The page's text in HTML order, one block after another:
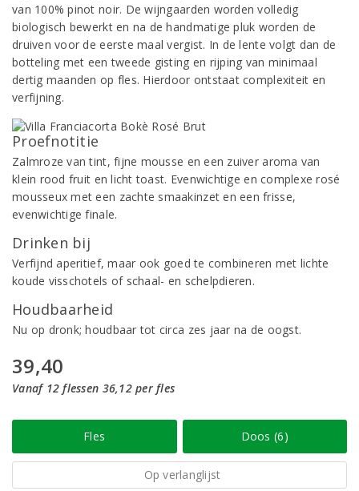
van 100% pinot noir. De wijngaarden worden volledig
biologisch bewerkt en na de handmatige pluk worden de
druiven voor de eerste maal vergist. In de lente volgt dan de
botteling met een tweede gisting en rijping van minimaal
dertig maanden op fles. Hierdoor ontstaat complexiteit en
verfijning.
Proefnotitie
Zalmroze van tint, fijne mousse en een zuiver aroma van
klein rood fruit en licht toast. Evenwichtige en complexe rosé
mousseux met een zachte smaakinzet en een frisse,
evenwichtige finale.
Drinken bij
Verfijnd aperitief, maar ook goed te combineren met lichte
koude visschotels of schaal- en schelpdieren.
Houdbaarheid
Nu op dronk; houdbaar tot circa zes jaar na de oogst.
39,40
Vanaf 12 flessen 36,12 per fles
Fles Doos (6)
Op verlanglijst